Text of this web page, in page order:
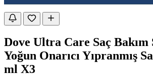
Dove Ultra Care Saç Bakım
Yoğun Onarıcı Yıpranmış
ml X3